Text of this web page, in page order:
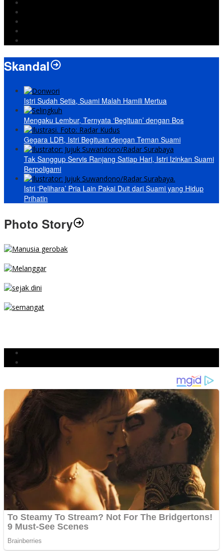
Skandal
Istri Sudah Setia, Suami Malah Hamili Mertua
Mengaku Lembur, Ternyata ‘Begituan’ dengan Bos
Gegara LDR, Istri Begituan dengan Teman Suami
Tak Sanggup Servis Ranjang Satiap Hari, Istri Izinkan Suami
Berpoligami
Istri ‘Pelihara’ Pria Lain Pakai Duit dari Suami yang Hidup
Prihatin
Photo Story